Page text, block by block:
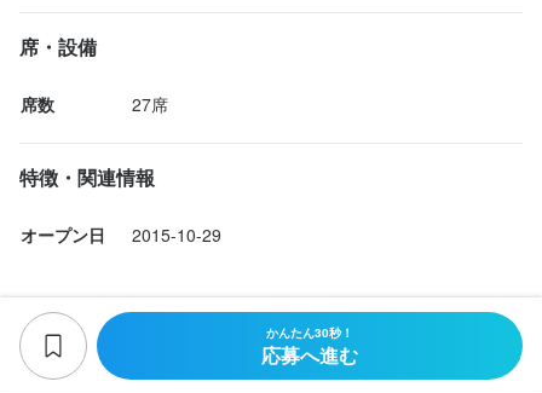
席・設備
席数 27席
特徴・関連情報
オープン日 2015-10-29
かんたん30秒！
応募へ進む
選考の流れ
応募後、原則３営業日以内に返信しております。
なお、Web面接にも対応いたしますので、気兼ねなくご相談くだ
さい。
もちろん真剣な職場ですが、楽しさも大切にしています。
楽しさは伝播し、お客様に幸せを運びます。料理の知識も大切で
すが
月8日休み＆月8日の半休や、年7日間の大型連休、年末年始の6日
間連休♪
ただければわかる好待遇です！
選考の流れ
１回～２回の面接を経て内定となります。
なお、Web面接にも対応いたしますので、気兼ねなくご相談くだ
さい。